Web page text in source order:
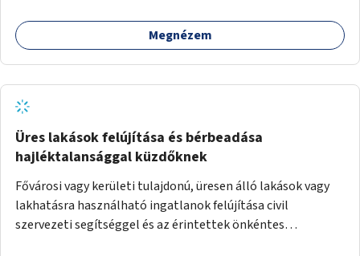
Megnézem
Üres lakások felújítása és bérbeadása
hajléktalansággal küzdőknek
Fővárosi vagy kerületi tulajdonú, üresen álló lakások vagy
lakhatásra használható ingatlanok felújítása civil
szervezeti segítséggel és az érintettek önkéntes